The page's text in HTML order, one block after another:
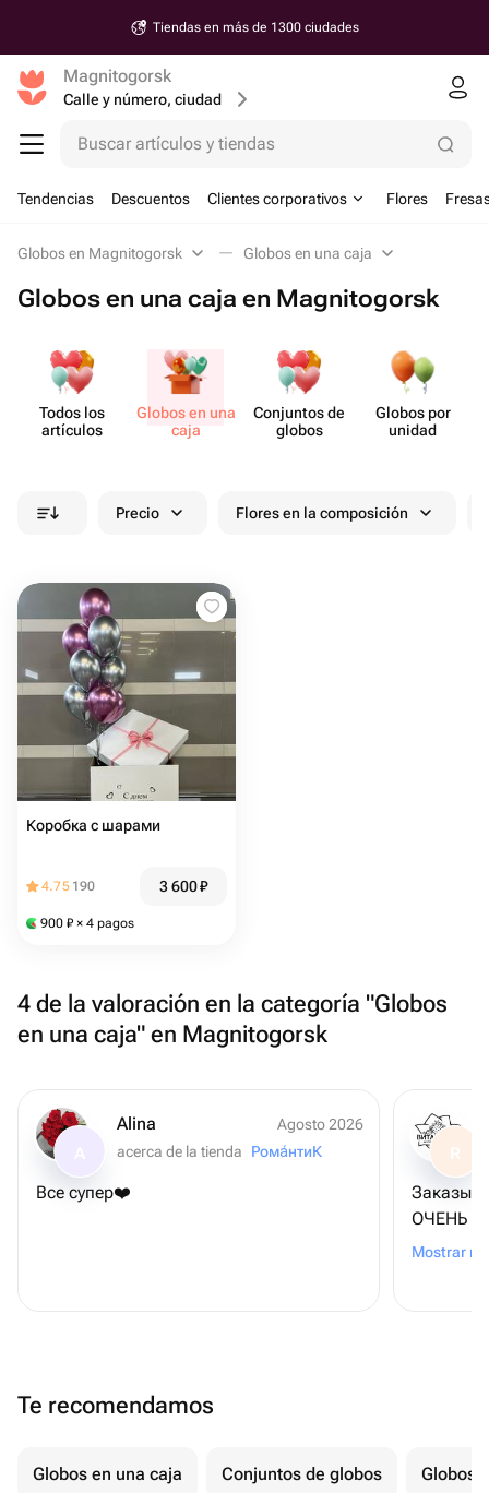
Tiendas en más de 1300 ciudades
Magnitogorsk
Calle y número, ciudad
Buscar artículos y tiendas
Tendencias Descuentos Clientes corporativos Flores
Globos en Magnitogorsk Globos en una caja
Globos en una caja en Magnitogorsk
Todos los
artículos
Globos en una
caja
Conjuntos de
globos
Globos por
unidad
Precio Flores en la composición
Коробка с шарами
4.75 190 3 600₽
900 ₽ × 4 pagos
4 de la valoración en la categoría "Globos
en una caja" en Magnitogorsk
Alina
Agosto 2026
acerca de la tienda
Рома́нтиК
Все супер❤️
R
ОЧЕНЬ
чем
Mostrar
Te recomendamos
Globos en una caja Conjuntos de globos Globos